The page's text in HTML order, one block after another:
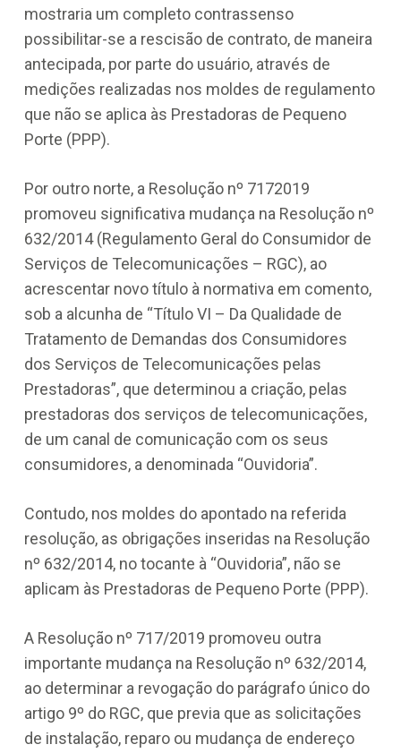
mostraria um completo contrassenso
possibilitar-se a rescisão de contrato, de maneira
antecipada, por parte do usuário, através de
medições realizadas nos moldes de regulamento
que não se aplica às Prestadoras de Pequeno
Porte (PPP).
Por outro norte, a Resolução nº 7172019
promoveu significativa mudança na Resolução nº
632/2014 (Regulamento Geral do Consumidor de
Serviços de Telecomunicações – RGC), ao
acrescentar novo título à normativa em comento,
sob a alcunha de “Título VI – Da Qualidade de
Tratamento de Demandas dos Consumidores
dos Serviços de Telecomunicações pelas
Prestadoras”, que determinou a criação, pelas
prestadoras dos serviços de telecomunicações,
de um canal de comunicação com os seus
consumidores, a denominada “Ouvidoria”.
Contudo, nos moldes do apontado na referida
resolução, as obrigações inseridas na Resolução
nº 632/2014, no tocante à “Ouvidoria”, não se
aplicam às Prestadoras de Pequeno Porte (PPP).
A Resolução nº 717/2019 promoveu outra
importante mudança na Resolução nº 632/2014,
ao determinar a revogação do parágrafo único do
artigo 9º do RGC, que previa que as solicitações
de instalação, reparo ou mudança de endereço